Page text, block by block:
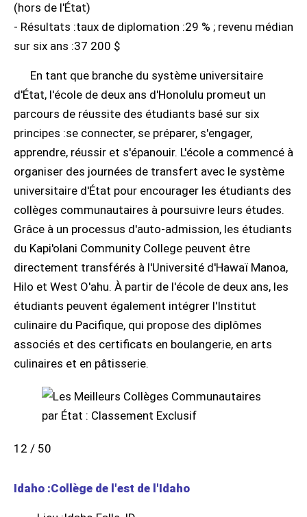
(hors de l'État)
- Résultats :taux de diplomation :29 % ; revenu médian
sur six ans :37 200 $
En tant que branche du système universitaire
d'État, l'école de deux ans d'Honolulu promeut un
parcours de réussite des étudiants basé sur six
principes :se connecter, se préparer, s'engager,
apprendre, réussir et s'épanouir. L'école a commencé à
organiser des journées de transfert avec le système
universitaire d'État pour encourager les étudiants des
collèges communautaires à poursuivre leurs études.
Grâce à un processus d'auto-admission, les étudiants
du Kapi'olani Community College peuvent être
directement transférés à l'Université d'Hawaï Manoa,
Hilo et West O'ahu. À partir de l'école de deux ans, les
étudiants peuvent également intégrer l'Institut
culinaire du Pacifique, qui propose des diplômes
associés et des certificats en boulangerie, en arts
culinaires et en pâtisserie.
12 / 50
Idaho :Collège de l'est de l'Idaho